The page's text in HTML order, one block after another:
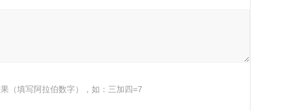
（填写阿拉伯数字），如：三加四=7